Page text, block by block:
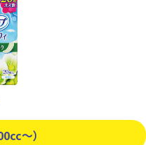
～）